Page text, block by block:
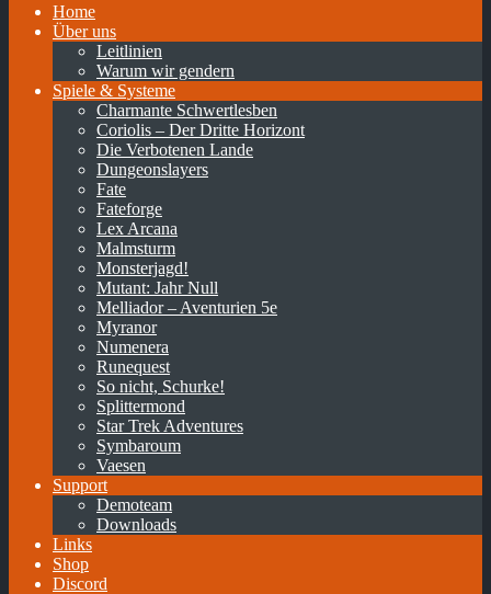
Home
Über uns
Leitlinien
Warum wir gendern
Spiele & Systeme
Charmante Schwertlesben
Coriolis – Der Dritte Horizont
Die Verbotenen Lande
Dungeonslayers
Fate
Fateforge
Lex Arcana
Malmsturm
Monsterjagd!
Mutant: Jahr Null
Melliador – Aventurien 5e
Myranor
Numenera
Runequest
So nicht, Schurke!
Splittermond
Star Trek Adventures
Symbaroum
Vaesen
Support
Demoteam
Downloads
Links
Shop
Discord